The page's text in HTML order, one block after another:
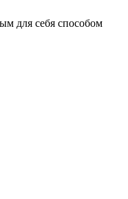
для себя способом